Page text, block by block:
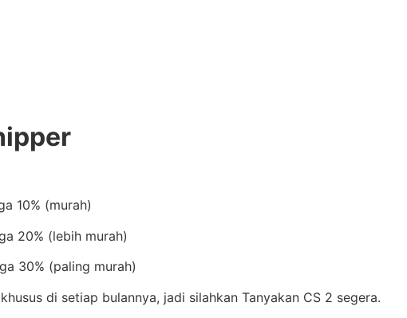
10% (murah)
20% (lebih murah)
30% (paling murah)
di setiap bulannya, jadi silahkan Tanyakan CS 2 segera.